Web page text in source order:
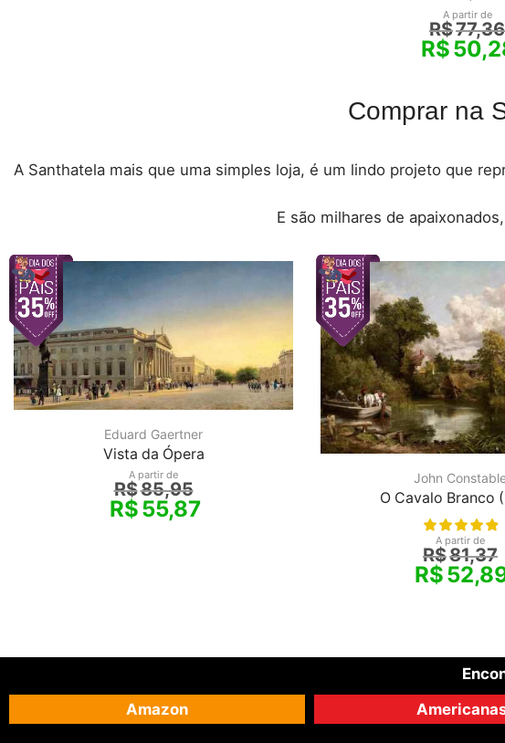
A partir de
R$77,36
R$
Comprar na
A Santhatela mais que uma simples loja, é um lindo projeto que
E são milhares de
Eduard Gaertner
Vista da Ópera
A partir de
R$85,95
R$55,87
John
O Cavalo Branco
A partir de
R$81,37
R$
Amazon